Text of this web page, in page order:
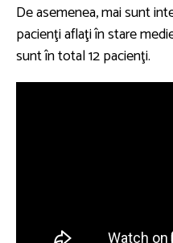
De asemenea, mai sunt
pacienţi aflaţi în stare
sunt în total 12 pacienţi.